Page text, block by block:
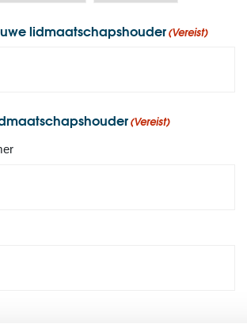
lidmaatschapshouder(Vereist)
(Vereist)